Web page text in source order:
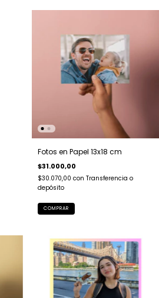
Fotos en Papel 13x18 cm
$31.000,00
$30.070,00 con Transferencia o
depósito
COMPRAR